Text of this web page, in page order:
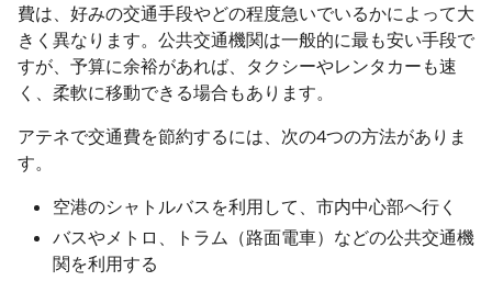
費は、好みの交通手段やどの程度急いでいるかによって大
きく異なります。公共交通機関は一般的に最も安い手段で
すが、予算に余裕があれば、タクシーやレンタカーも速
く、柔軟に移動できる場合もあります。
アテネで交通費を節約するには、次の4つの方法がありま
す。
空港のシャトルバスを利用して、市内中心部へ行く
バスやメトロ、トラム（路面電車）などの公共交通機
関を利用する